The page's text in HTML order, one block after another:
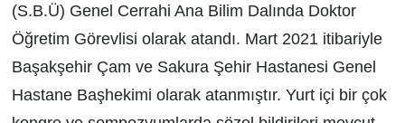
(S.B.Ü) Genel Cerrahi Ana Bilim Dalında Doktor
Öğretim Görevlisi olarak atandı. Mart 2021 itibariyle
Başakşehir Çam ve Sakura Şehir Hastanesi Genel
Hastane Başhekimi olarak atanmıştır. Yurt içi bir çok